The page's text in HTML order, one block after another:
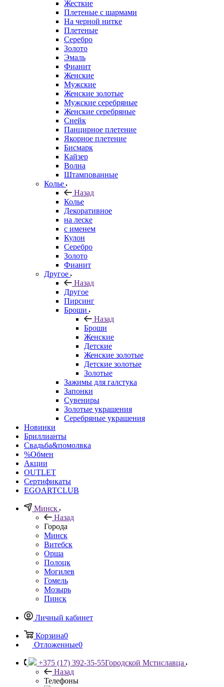
Жесткие
Плетеные с шармами
На черной нитке
Плетеные
Серебро
Золото
Эмаль
Фианит
Женские
Мужские
Женские золотые
Мужские серебряные
Женские серебряные
Снейк
Панцирное плетение
Якорное плетение
Бисмарк
Кайзер
Волна
Штампованные
Колье
Назад
Колье
Декоративное
на леске
с именем
Кулон
Серебро
Золото
Фианит
Другое
Назад
Другое
Пирсинг
Броши
Назад
Броши
Женские
Детские
Женские золотые
Детские золотые
Золотые
Зажимы для галстука
Запонки
Сувениры
Золотые украшения
Серебряные украшения
Новинки
Бриллианты
Свадьба&помолвка
%Обмен
Акции
OUTLET
Сертификаты
EGOARTCLUB
Минск
Назад
Города
Минск
Витебск
Орша
Полоцк
Могилев
Гомель
Мозырь
Пинск
Личный кабинет
Корзина0
Отложенные0
+375 (17) 392-35-55Городской Мстиславца
Назад
Телефоны